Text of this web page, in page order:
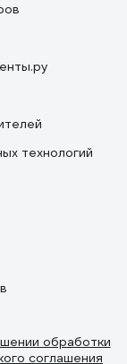
технологий
обработки
соглашения